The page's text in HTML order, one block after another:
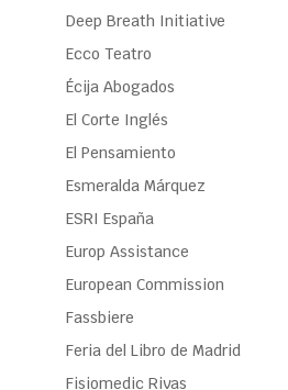
Deep Breath Initiative
Ecco Teatro
Écija Abogados
El Corte Inglés
El Pensamiento
Esmeralda Márquez
ESRI España
Europ Assistance
European Commission
Fassbiere
Feria del Libro de Madrid
Fisiomedic Rivas